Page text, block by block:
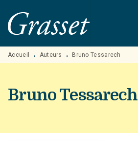
MENU RECHERCHE
PIED DE PAGE
Accueil • Auteurs • Bruno Tessarech
Bruno Tessarech